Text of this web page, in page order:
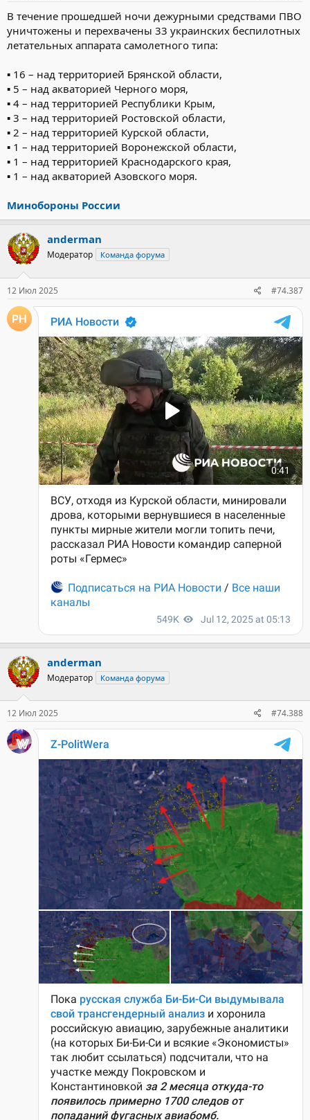
В течение прошедшей ночи дежурными средствами ПВО
уничтожены и перехвачены 33 украинских беспилотных
летательных аппарата самолетного типа:
▪️ 16 – над территорией Брянской области,
▪️ 5 – над акваторией Черного моря,
▪️ 4 – над территорией Республики Крым,
▪️ 3 – над территорией Ростовской области,
▪️ 2 – над территорией Курской области,
▪️ 1 – над территорией Воронежской области,
▪️ 1 – над территорией Краснодарского края,
▪️ 1 – над акваторией Азовского моря.
Минобороны России
anderman
Модератор Команда форума
12 Июл 2025 #74.387
anderman
Модератор Команда форума
12 Июл 2025 #74.388